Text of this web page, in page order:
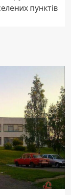
пунктів